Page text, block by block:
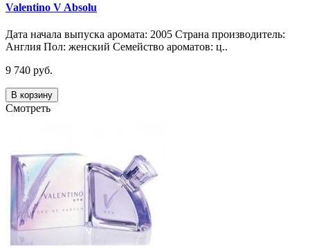
Valentino V Absolu
Дата начала выпуска аромата: 2005 Страна производитель:
Англия Пол: женский Семейство ароматов: ц..
9 740 руб.
В корзину
Смотреть